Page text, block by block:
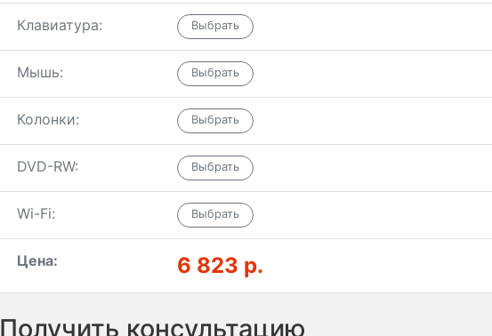
Клавиатура:
Мышь:
Колонки:
DVD-RW:
Wi-Fi:
Цена: 6 823 р.
Получить консультацию